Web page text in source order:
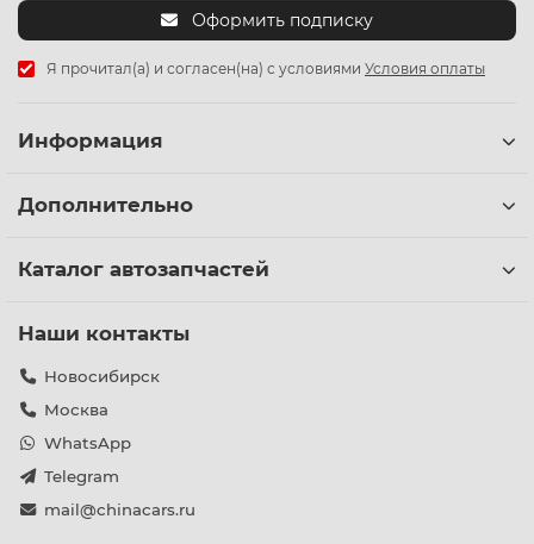
Оформить подписку
Я прочитал(а) и согласен(на) с условиями Условия оплаты
Информация
Дополнительно
Каталог автозапчастей
Наши контакты
Новосибирск
Москва
WhatsApp
Telegram
mail@chinacars.ru